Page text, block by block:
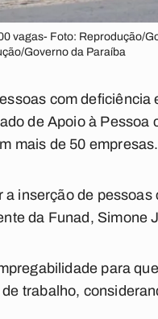
vagas- Foto: Reprodução/
Governo da Paraíba
com
de Apoio à
mais de 50 empresas.
inserção de
da Funad, Simone
para
trabalho,